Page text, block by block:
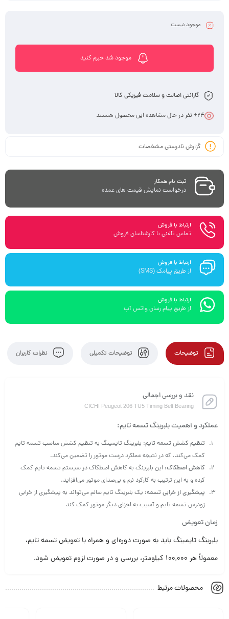
موجود نیست
موجود شد خبرم کنید
گارانتی اصالت و سلامت فیزیکی کالا
24+ نفر در حال مشاهده این محصول هستند
گزارش نادرستی مشخصات
ثبت نام همکار
درخواست نمایش قیمت های عمده
ارتباط با فروش
تماس تلفنی با کارشناسان فروش
ارتباط با فروش
از طریق پیامک (SMS)
ارتباط با فروش
از طریق پیام رسان واتس آپ
توضیحات توضیحات تکمیلی نظرات کاربران
نقد و بررسی اجمالی
CICHI Peugeot 206 TU5 Timing Belt Bearing
عملکرد و اهمیت بلبرینگ تسمه تایم:
تنظیم کشش تسمه تایم: بلبرینگ تایمینگ به تنظیم کشش مناسب تسمه تایم
کمک می‌کند، که در نتیجه عملکرد درست موتور را تضمین می‌کند.
کاهش اصطکاک: این بلبرینگ به کاهش اصطکاک در سیستم تسمه تایم کمک
کرده و به این ترتیب به کارکرد نرم و بی‌صدای موتور می‌افزاید.
پیشگیری از خرابی تسمه: یک بلبرینگ تایم سالم می‌تواند به پیشگیری از خرابی
زودرس تسمه تایم و آسیب به اجزای دیگر موتور کمک کند
زمان تعویض
بلبرینگ تایمینگ باید به صورت دوره‌ای و همراه با تعویض تسمه تایم،
معمولاً هر 100,000 کیلومتر، بررسی و در صورت لزوم تعویض شود.
محصولات مرتبط